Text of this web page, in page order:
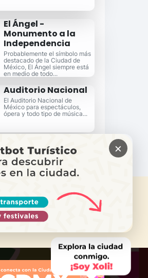
El Ángel -
Monumento a la
Independencia
Probablemente el símbolo más
destacado de la Ciudad de
México, El Ángel siempre está
en medio de todo...
Auditorio Nacional
El Auditorio Nacional de
México para espectáculos,
ópera y todo tipo de música...
×